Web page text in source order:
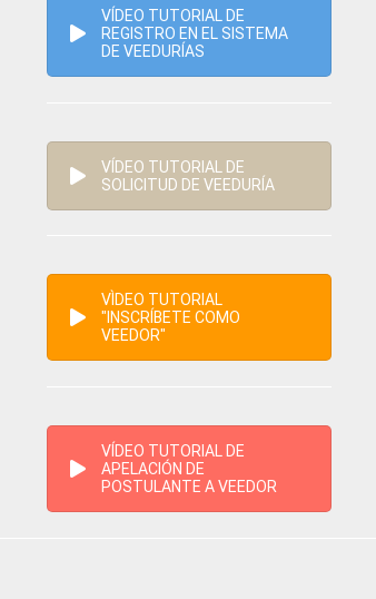
VÍDEO TUTORIAL DE
REGISTRO EN EL SISTEMA
DE VEEDURÍAS
VÍDEO TUTORIAL DE
SOLICITUD DE VEEDURÍA
VÌDEO TUTORIAL
"INSCRÍBETE COMO
VEEDOR"
VÍDEO TUTORIAL DE
APELACIÓN DE
POSTULANTE A VEEDOR